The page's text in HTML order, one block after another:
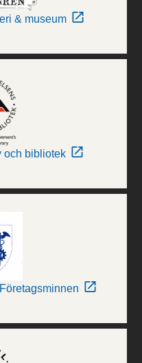
& museum
och bibliotek